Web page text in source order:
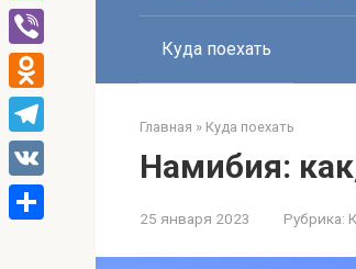
Куда поехать
Главная » Куда поехать
Намибия:
25 января 2023 Рубрика:
WhatsApp
Viber
Odnoklassniki
Telegram
VK